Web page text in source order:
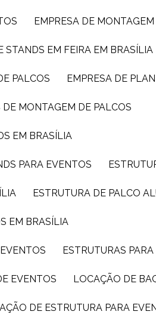
EMPRESA DE
STANDS EM FEIRA EM BRASÍLIA
PALCOS EMPRESA DE
DE MONTAGEM DE PALCOS
EM BRASÍLIA
PARA EVENTOS
ESTRUTURA DE PALCO
EM BRASÍLIA
ESTRUTURAS
EVENTOS LOCAÇÃO DE
DE ESTRUTURA PARA